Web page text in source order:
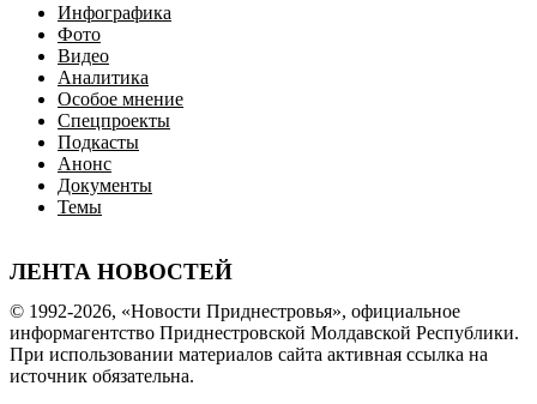
Инфографика
Фото
Видео
Аналитика
Особое мнение
Спецпроекты
Подкасты
Анонс
Документы
Темы
ЛЕНТА НОВОСТЕЙ
© 1992-2026, «Новости Приднестровья», официальное
информагентство Приднестровской Молдавской Республики.
При использовании материалов сайта активная ссылка на
источник обязательна.